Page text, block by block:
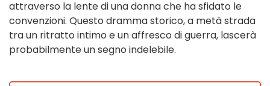
attraverso la lente di una donna che ha sfidato le
convenzioni. Questo dramma storico, a metà strada
tra un ritratto intimo e un affresco di guerra, lascerà
probabilmente un segno indelebile.